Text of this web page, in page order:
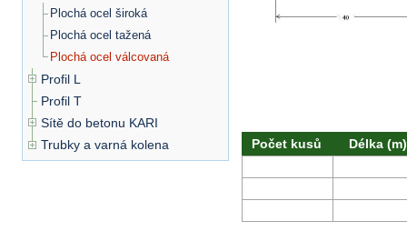
Plochá ocel široká
Plochá ocel tažená
Plochá ocel válcovaná
Profil L
Profil T
Sítě do betonu KARI
Trubky a varná kolena
Počet kusů Délka (m)